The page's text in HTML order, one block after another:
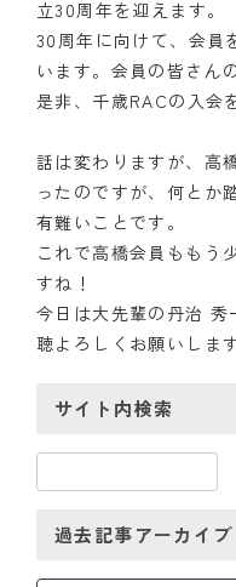
立30周年を迎えます。
30周年に向けて、会員
います。会員の皆さん
是非、千歳RACの入会
話は変わりますが、高
ったのですが、何とか
有難いことです。
これで高橋会員ももう
すね！
今日は大先輩の丹治
聴よろしくお願いします
サイト内検索
過去記事アーカイブ